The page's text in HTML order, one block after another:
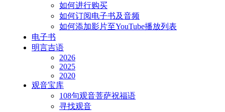
如何进行购买
如何订阅电子书及音频
如何添加影片至YouTube播放列表
电子书
明言吉语
2026
2025
2020
观音宝库
108句观音菩萨祝福语
寻找观音